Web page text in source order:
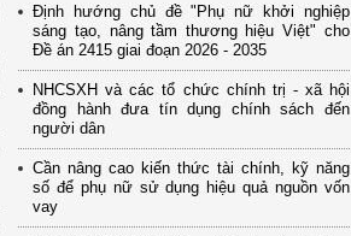
Định hướng chủ đề "Phụ nữ khởi nghiệp
sáng tạo, nâng tầm thương hiệu Việt" cho
Đề án 2415 giai đoạn 2026 - 2035
NHCSXH và các tổ chức chính trị - xã hội
đồng hành đưa tín dụng chính sách đến
người dân
Cần nâng cao kiến thức tài chính, kỹ năng
số để phụ nữ sử dụng hiệu quả nguồn vốn
vay